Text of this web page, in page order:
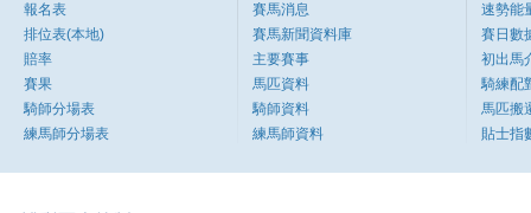
報名表
排位表(本地)
賠率
賽果
騎師分場表
練馬師分場表
賽馬消息
賽馬新聞資料庫
主要賽事
馬匹資料
騎師資料
練馬師資料
速勢能
賽日數
初出馬
騎練配
馬匹搬
貼士指